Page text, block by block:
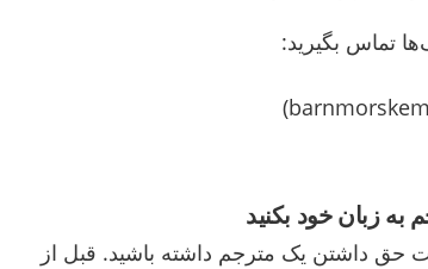
تماس بگیرید:
به زبان خود بکنید
حق داشتن یک مترجم داشته باشید. قبل از